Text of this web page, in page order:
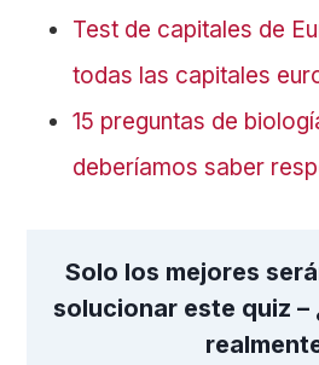
Test de capitales de
todas las capitales
15 preguntas de
deberíamos saber
Solo los mejores
solucionar este quiz –